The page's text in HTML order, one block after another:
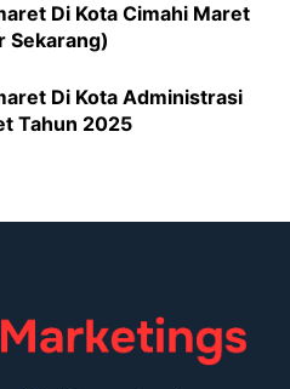
Di Kota Cimahi Maret
Sekarang)
Di Kota Administrasi
Tahun 2025